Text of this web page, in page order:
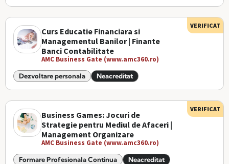
Curs Educatie Financiara si
Managementul Banilor | Finante
Banci Contabilitate
AMC Business Gate (www.amc360.ro)
Dezvoltare personala Neacreditat
VERIFICAT
Business Games: Jocuri de
Strategie pentru Mediul de Afaceri |
Management Organizare
AMC Business Gate (www.amc360.ro)
Formare Profesionala Continua Neacreditat
VERIFICAT